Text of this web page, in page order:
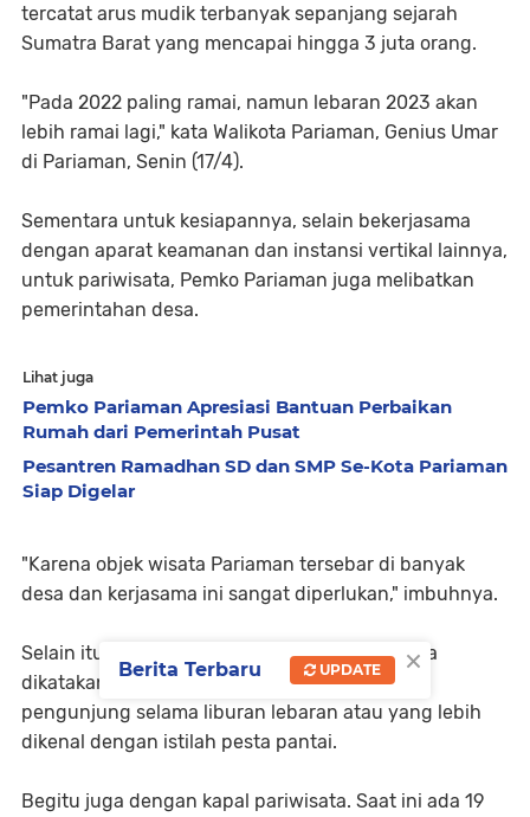
tercatat arus mudik terbanyak sepanjang sejarah
Sumatra Barat yang mencapai hingga 3 juta orang.
"Pada 2022 paling ramai, namun lebaran 2023 akan
lebih ramai lagi," kata Walikota Pariaman, Genius Umar
di Pariaman, Senin (17/4).
Sementara untuk kesiapannya, selain bekerjasama
dengan aparat keamanan dan instansi vertikal lainnya,
untuk pariwisata, Pemko Pariaman juga melibatkan
pemerintahan desa.
Lihat juga
Pemko Pariaman Apresiasi Bantuan Perbaikan
Rumah dari Pemerintah Pusat
Pesantren Ramadhan SD dan SMP Se-Kota Pariaman
Siap Digelar
"Karena objek wisata Pariaman tersebar di banyak
desa dan kerjasama ini sangat diperlukan," imbuhnya.
Selain itu, objek wisata favorit Pulau Angsodua
dikatakan Genius juga telah siap menerima
pengunjung selama liburan lebaran atau yang lebih
dikenal dengan istilah pesta pantai.
Begitu juga dengan kapal pariwisata. Saat ini ada 19
×
Berita Terbaru UPDATE